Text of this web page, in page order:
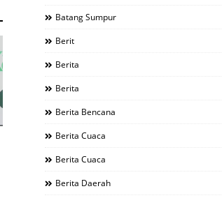
Batang Sumpur
Berit
Berita
Berita
Berita Bencana
Berita Cuaca
Berita Cuaca
Berita Daerah